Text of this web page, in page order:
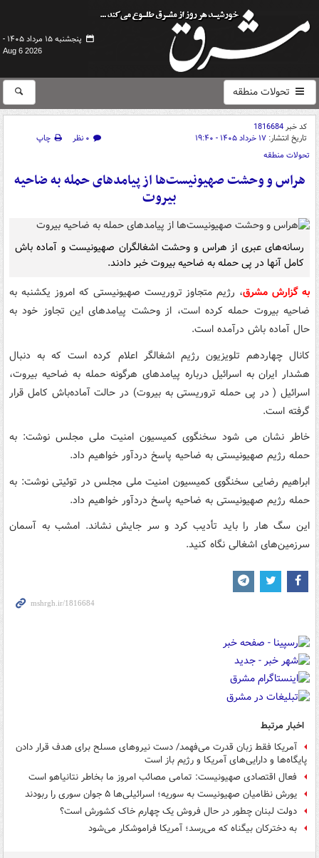
پنجشنبه ۱۵ مرداد ۱۴۰۵ -
Aug 6 2026
تحولات منطقه
کد خبر1816684
تاریخ انتشار: ۱۷ خرداد ۱۴۰۵ - ۱۹:۴۰ ۰ نظر
چاپ
تحولات منطقه
هراس و وحشت صهیونیست‌ها از پیامدهای حمله به ضاحیه
بیروت
رسانه‌های عبری از هراس و وحشت اشغالگران صهیونیست و آماده باش
کامل آنها در پی حمله به ضاحیه بیروت خبر دادند.
به گزارش مشرق، رژیم متجاوز تروریست صهیونیستی که امروز یکشنبه به
ضاحیه بیروت حمله کرده است، از وحشت پیامدهای این تجاوز خود به
حال آماده باش درآمده است.
کانال چهاردهم تلویزیون رژیم اشغالگر اعلام کرده است که به دنبال
هشدار ایران به اسرائیل درباره پیامدهای هرگونه حمله به ضاحیه بیروت،
اسرائیل ( در پی حمله تروریستی به بیروت) در حالت آماده‌باش کامل قرار
گرفته است.
خاطر نشان می شود سخنگوی کمیسیون امنیت ملی مجلس نوشت: به
حمله رژیم صهیونیستی به ضاحیه پاسخ دردآور خواهیم داد.
ابراهیم رضایی سخنگوی کمیسیون امنیت ملی مجلس در توئیتی نوشت: به
حمله رژیم صهیونیستی به ضاحیه پاسخ دردآور خواهیم داد.
این سگ هار را باید تأدیب کرد و سر جایش نشاند. امشب به آسمان
سرزمین‌های اشغالی نگاه کنید.
اخبار مرتبط
آمریکا فقط زبان قدرت می‌فهمد/ دست نیروهای مسلح برای هدف قرار دادن
پایگاه‌ها و دارایی‌های آمریکا و رژیم باز است
فعال اقتصادی صهیونیست: تمامی مصائب امروز ما بخاطر نتانیاهو است
یورش نظامیان صهیونیست به سوریه؛ اسرائیلی‌ها ۵ جوان سوری را ربودند
دولت لبنان چطور در حال فروش‌ یک چهارم خاک کشورش است؟
به دخترکان بیگناه که می‌رسد؛ آمریکا فراموشکار می‌شود